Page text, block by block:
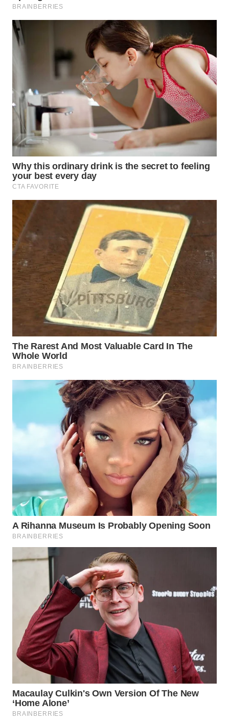
WN
NIAS
WN
TAPANULI
SELATAN
WN
TANJUNG
LESUNG
WN
SIMALUNGUN
LABUHANBATU
TAPANULI
TENGAH
WN DELI
SERDANG
WN
KARAWANG
WN
BEKASI
WN
BOGOR
WN
TAPANULI
UTARA
WN
WN
PADANG